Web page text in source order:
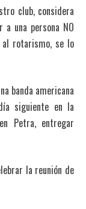
club, considera
una persona NO
al rotarismo, se lo
banda americana
siguiente en la
Petra, entregar
la reunión de